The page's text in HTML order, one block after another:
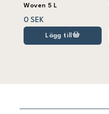
Woven 5 L
0 SEK
Lägg till